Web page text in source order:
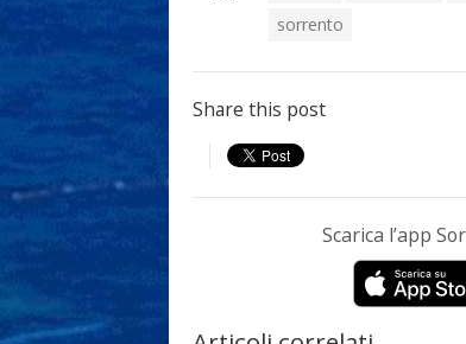
sorrento
Share this post
Scarica l’app